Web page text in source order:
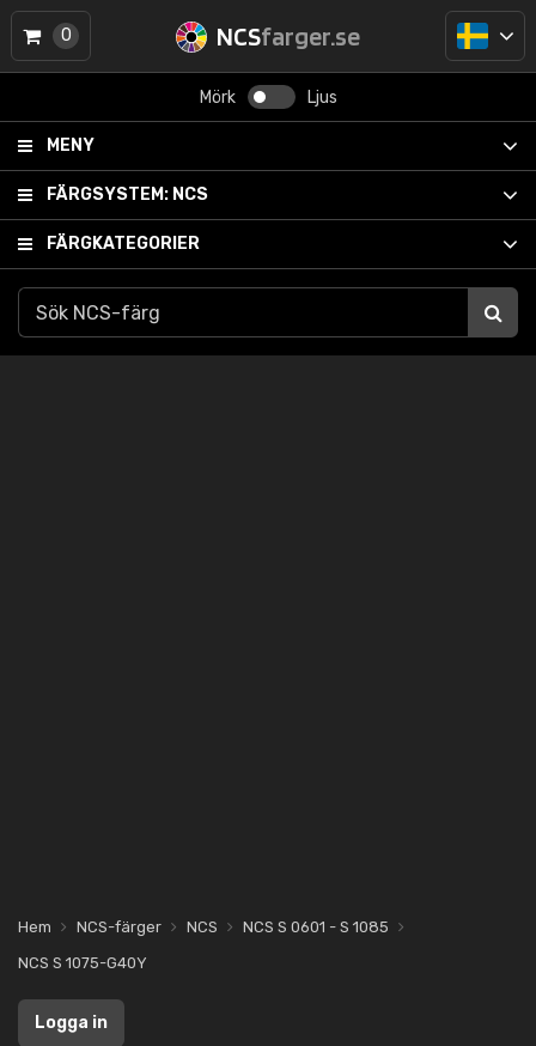
NCSfarger.se
Mörk Ljus
MENY
FÄRGSYSTEM: NCS
FÄRGKATEGORIER
0
Hem NCS-färger NCS
NCS S 0601 - S 1085
NCS S 1075-G40Y
Logga in